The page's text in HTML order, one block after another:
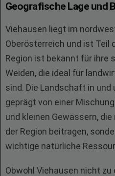
Geografische Lage und
Viehausen liegt im
Oberösterreich und ist Teil
Region ist bekannt für ihre
Weiden, die ideal für
sind. Die Landschaft in und
geprägt von einer
und kleinen Gewässern,
der Region beitragen,
wichtige natürliche
Obwohl Viehausen nicht